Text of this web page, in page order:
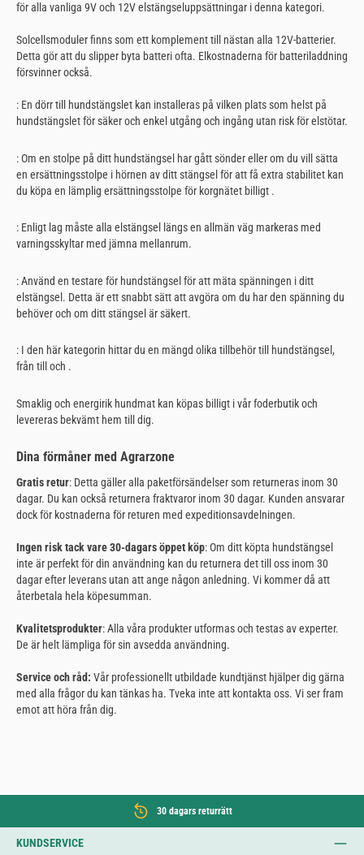
för alla vanliga 9V och 12V elstängseluppsättningar i denna kategori.
Solcellsmoduler finns som ett komplement till nästan alla 12V-batterier.
Detta gör att du slipper byta batteri ofta. Elkostnaderna för batteriladdning
försvinner också.
: En dörr till hundstängslet kan installeras på vilken plats som helst på
hundstängslet för säker och enkel utgång och ingång utan risk för elstötar.
: Om en stolpe på ditt hundstängsel har gått sönder eller om du vill sätta
en ersättningsstolpe i hörnen av ditt stängsel för att få extra stabilitet kan
du köpa en lämplig ersättningsstolpe för korgnätet billigt .
: Enligt lag måste alla elstängsel längs en allmän väg markeras med
varningsskyltar med jämna mellanrum.
: Använd en testare för hundstängsel för att mäta spänningen i ditt
elstängsel. Detta är ett snabbt sätt att avgöra om du har den spänning du
behöver och om ditt stängsel är säkert.
: I den här kategorin hittar du en mängd olika tillbehör till hundstängsel,
från till och .
Smaklig och energirik hundmat kan köpas billigt i vår foderbutik och
levereras bekvämt hem till dig.
Dina förmåner med Agrarzone
Gratis retur: Detta gäller alla paketförsändelser som returneras inom 30
dagar. Du kan också returnera fraktvaror inom 30 dagar. Kunden ansvarar
dock för kostnaderna för returen med expeditionsavdelningen.
Ingen risk tack vare 30-dagars öppet köp: Om ditt köpta hundstängsel
inte är perfekt för din användning kan du returnera det till oss inom 30
dagar efter leverans utan att ange någon anledning. Vi kommer då att
återbetala hela köpesumman.
Kvalitetsprodukter: Alla våra produkter utformas och testas av experter.
De är helt lämpliga för sin avsedda användning.
Service och råd: Vår professionellt utbildade kundtjänst hjälper dig gärna
med alla frågor du kan tänkas ha. Tveka inte att kontakta oss. Vi ser fram
emot att höra från dig.
30 dagars returrätt
KUNDSERVICE